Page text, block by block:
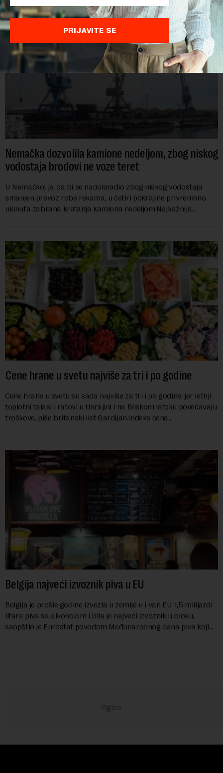
Nemačka dozvolila kamione nedeljom, zbog niskog
vodostaja brodovi ne voze teret
U Nemačkoj je, da bi se nadoknadio zbog niskog vodostaja
smanjen prevoz robe rekama, u četiri pokrajine privremeno
ukinuta zabrana kretanja kamiona nedeljom.Najvažnija
Cene hrane u svetu najviše za tri i po godine
Cene hrane u svetu su sada najviše za tri i po godine, jer letnji
toplotni talasi i ratovi u Ukrajini i na Bliskom istoku povećavaju
troškove, piše britanski list Gardijan.Indeks cena
Belgija najveći izvoznik piva u EU
Belgija je prošle godine izvezla u zemlje u i van EU 1,5 milijardi
litara piva sa alkoholom i bila je najveći izvoznik u bloku,
saopštio je Eurostat povodom Međunarodnog dana piva koji
PRIJAVITE SE